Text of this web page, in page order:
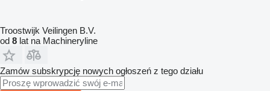
Troostwijk Veilingen B.V.
od 8 lat na Machineryline
Zamów subskrypcję nowych ogłoszeń z tego działu